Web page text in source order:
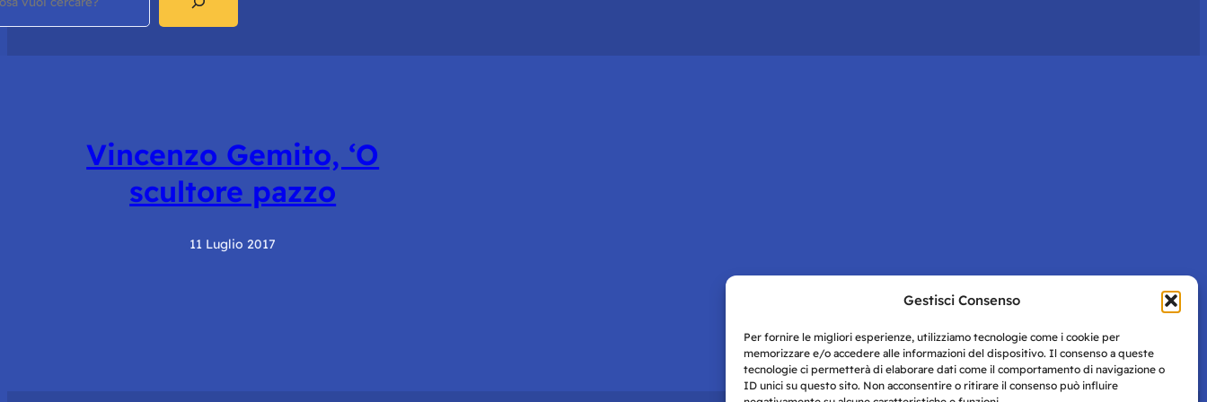
Gestisci Consenso
Per fornire le migliori esperienze, utilizziamo tecnologie come i cookie per
memorizzare e/o accedere alle informazioni del dispositivo. Il consenso a queste
tecnologie ci permetterà di elaborare dati come il comportamento di navigazione o
ID unici su questo sito. Non acconsentire o ritirare il consenso può influire
Vincenzo Gemito, ‘O
scultore pazzo
11 Luglio 2017